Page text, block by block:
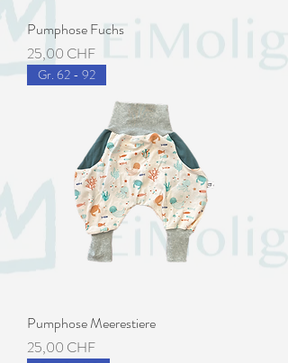
Pumphose Fuchs
Preis
25,00 CHF
Gr. 62 - 92
Pumphose Meerestiere
Preis
25,00 CHF